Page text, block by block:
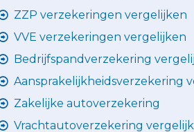
ZZP verzekeringen vergelijken
VVE verzekeringen vergelijken
Bedrijfspandverzekering
Aansprakelijkheidsverzekering
Zakelijke autoverzekering
Vrachtautoverzekering